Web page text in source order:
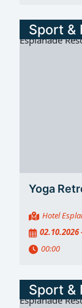
Sport &
Yoga
Hotel
02.10.2026
00:00
Sport &